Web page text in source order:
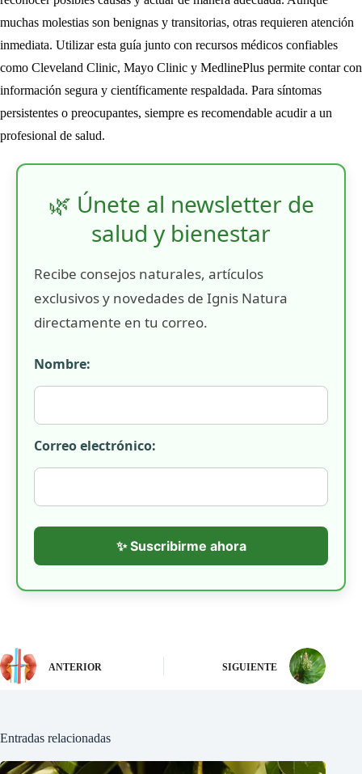
muchas molestias son benignas y transitorias, otras requieren atención
inmediata. Utilizar esta guía junto con recursos médicos confiables
como Cleveland Clinic, Mayo Clinic y MedlinePlus permite contar con
información segura y científicamente respaldada. Para síntomas
persistentes o preocupantes, siempre es recomendable acudir a un
profesional de salud.
🌿 Únete al newsletter de
salud y bienestar
Recibe consejos naturales, artículos
exclusivos y novedades de Ignis Natura
directamente en tu correo.
Nombre:
Correo electrónico:
✨ Suscribirme ahora
ANTERIOR SIGUIENTE
Entradas relacionadas